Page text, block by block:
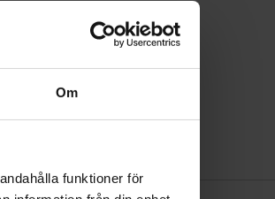
Om
funktioner för